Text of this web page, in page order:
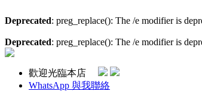
Deprecated: preg_replace(): The /e modifier is
Deprecated: preg_replace(): The /e modifier is
歡迎光臨本店
WhatsApp 與我聯絡